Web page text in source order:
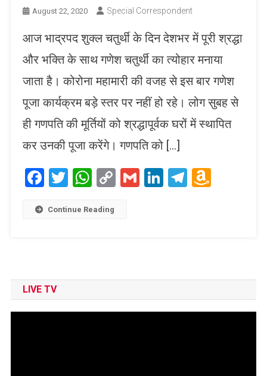
August 22, 2020 Special Correspondent
आज भाद्रपद शुक्ल चतुर्थी के दिन देशभर में पूरी श्रद्धा
और भक्ति के साथ गणेश चतुर्थी का त्योहार मनाया
जाता है। कोरोना महामारी की वजह से इस बार गणेश
पूजा कार्यक्रम बड़े स्तर पर नहीं हो रहे। लोग सुबह से
ही गणपति की मूर्तियों को श्रद्धापूर्वक घरों में स्थापित
कर उनकी पूजा करेंगे। गणपति को […]
Facebook
Twitter
WhatsApp
CopyGmailLinkedIn
Telegram
Continue Reading
LIVE TV